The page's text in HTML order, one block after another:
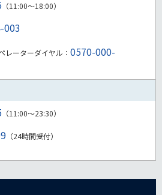
（11:00～18:00）
003
レーターダイヤル： 0570-000-
（11:00～23:30）
（24時間受付）